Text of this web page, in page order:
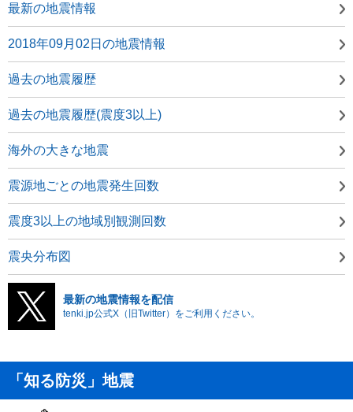
最新の地震情報
2018年09月02日の地震情報
過去の地震履歴
過去の地震履歴(震度3以上)
海外の大きな地震
震源地ごとの地震発生回数
震度3以上の地域別観測回数
震央分布図
最新の地震情報を配信
tenki.jp公式X（旧Twitter）をご利用ください。
「知る防災」地震